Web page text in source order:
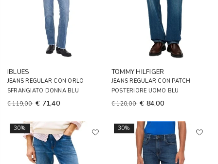
IBLUES
JEANS REGULAR CON ORLO
SFRANGIATO DONNA BLU
€ 119,00 € 71,40
TOMMY HILFIGER
JEANS REGULAR CON PATCH
POSTERIORE UOMO BLU
€ 120,00 € 84,00
30% 30%